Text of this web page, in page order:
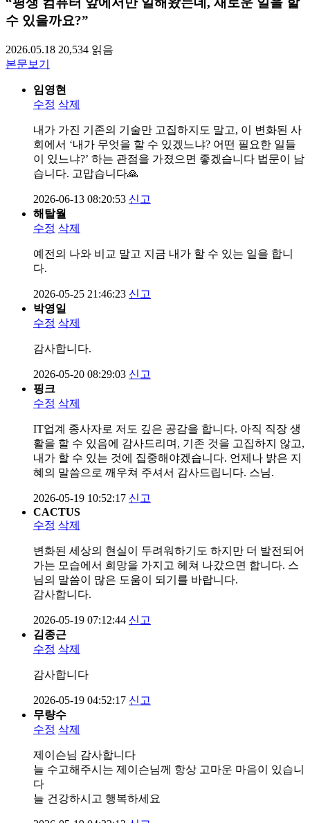
수 있을까요?”
2026.05.18 20,534 읽음
본문보기
임영현
수정 삭제
내가 가진 기존의 기술만 고집하지도 말고, 이 변화된 사
회에서 ‘내가 무엇을 할 수 있겠느냐? 어떤 필요한 일들
이 있느냐?’ 하는 관점을 가졌으면 좋겠습니다 법문이 남
습니다. 고맙습니다🙏
2026-06-13 08:20:53 신고
해탈월
수정 삭제
예전의 나와 비교 말고 지금 내가 할 수 있는 일을 합니
다.
2026-05-25 21:46:23 신고
박영일
수정 삭제
감사합니다.
2026-05-20 08:29:03 신고
핑크
수정 삭제
IT업계 종사자로 저도 깊은 공감을 합니다. 아직 직장 생
활을 할 수 있음에 감사드리며, 기존 것을 고집하지 않고,
내가 할 수 있는 것에 집중해야겠습니다. 언제나 밝은 지
혜의 말씀으로 깨우쳐 주셔서 감사드립니다. 스님.
2026-05-19 10:52:17 신고
CACTUS
수정 삭제
변화된 세상의 현실이 두려워하기도 하지만 더 발전되어
가는 모습에서 희망을 가지고 헤쳐 나갔으면 합니다. 스
님의 말씀이 많은 도움이 되기를 바랍니다.
감사합니다.
2026-05-19 07:12:44 신고
김종근
수정 삭제
감사합니다
2026-05-19 04:52:17 신고
무량수
수정 삭제
제이슨님 감사합니다
늘 수고해주시는 제이슨님께 항상 고마운 마음이 있습니
다
늘 건강하시고 행복하세요